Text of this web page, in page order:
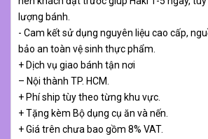
lượng bánh.
- Cam kết sử dụng nguyên liệu cao cấp,
bảo an toàn vệ sinh thực phẩm.
+ Dịch vụ giao bánh tận nơi
– Nội thành TP. HCM.
+ Phí ship tùy theo từng khu vực.
+ Tặng kèm Bộ dụng cụ ăn và nến.
+ Giá trên chưa bao gồm 8% VAT.